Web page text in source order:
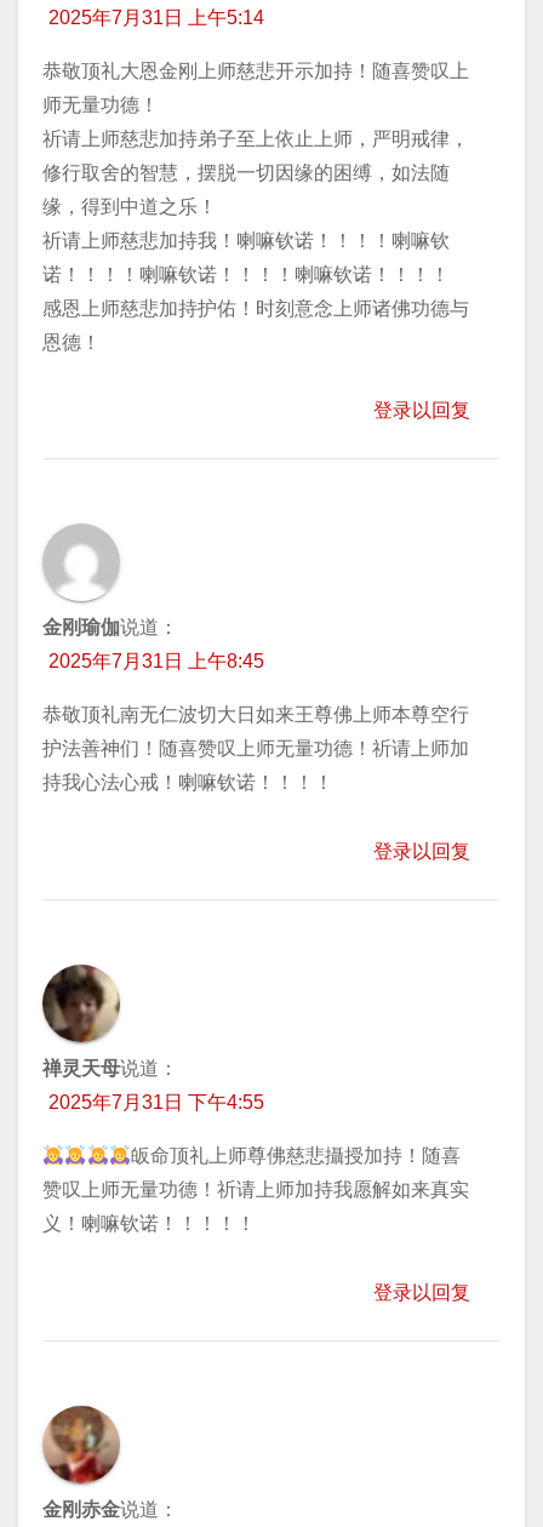
2025年7月31日 上午5:14
恭敬顶礼大恩金刚上师慈悲开示加持！随喜赞叹上
师无量功德！
祈请上师慈悲加持弟子至上依止上师，严明戒律，
修行取舍的智慧，摆脱一切因缘的困缚，如法随
缘，得到中道之乐！
祈请上师慈悲加持我！喇嘛钦诺！！！！喇嘛钦
诺！！！！喇嘛钦诺！！！！喇嘛钦诺！！！！
感恩上师慈悲加持护佑！时刻意念上师诸佛功德与
恩德！
登录以回复
金刚瑜伽说道：
2025年7月31日 上午8:45
恭敬顶礼南无仁波切大日如来王尊佛上师本尊空行
护法善神们！随喜赞叹上师无量功德！祈请上师加
持我心法心戒！喇嘛钦诺！！！！
登录以回复
禅灵天母说道：
2025年7月31日 下午4:55
皈命顶礼上师尊佛慈悲攝授加持！随喜
赞叹上师无量功德！祈请上师加持我愿解如来真实
义！喇嘛钦诺！！！！！
登录以回复
金刚赤金说道：